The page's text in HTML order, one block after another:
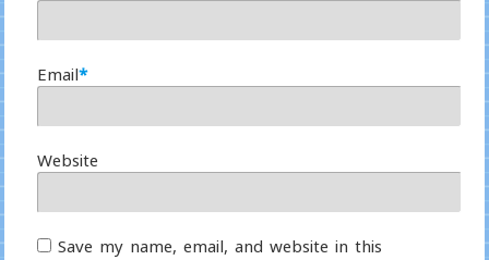
Email*
Website
Save my name, email, and website in this